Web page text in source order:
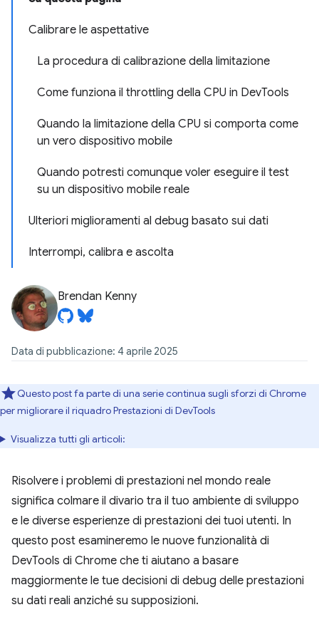
Calibrare le aspettative
La procedura di calibrazione della limitazione
Come funziona il throttling della CPU in DevTools
Quando la limitazione della CPU si comporta come
un vero dispositivo mobile
Quando potresti comunque voler eseguire il test
su un dispositivo mobile reale
Ulteriori miglioramenti al debug basato sui dati
Interrompi, calibra e ascolta
Brendan Kenny
Data di pubblicazione: 4 aprile 2025
Questo post fa parte di una serie continua sugli sforzi di Chrome
per migliorare il riquadro Prestazioni di DevTools
Visualizza tutti gli articoli:
Risolvere i problemi di prestazioni nel mondo reale
significa colmare il divario tra il tuo ambiente di sviluppo
e le diverse esperienze di prestazioni dei tuoi utenti. In
questo post esamineremo le nuove funzionalità di
DevTools di Chrome che ti aiutano a basare
maggiormente le tue decisioni di debug delle prestazioni
su dati reali anziché su supposizioni.